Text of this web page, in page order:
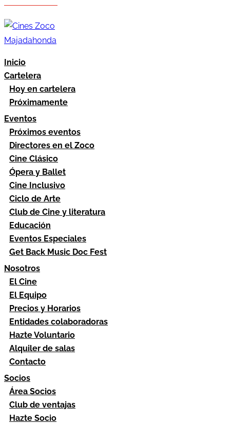
Inicio
Cartelera
Hoy en cartelera
Próximamente
Eventos
Próximos eventos
Directores en el Zoco
Cine Clásico
Ópera y Ballet
Cine Inclusivo
Ciclo de Arte
Club de Cine y literatura
Educación
Eventos Especiales
Get Back Music Doc Fest
Nosotros
El Cine
El Equipo
Precios y Horarios
Entidades colaboradoras
Hazte Voluntario
Alquiler de salas
Contacto
Socios
Área Socios
Club de ventajas
Hazte Socio